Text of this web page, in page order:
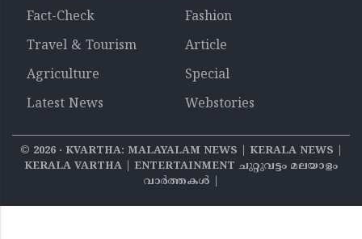
Fact-Check
Fashion
Travel & Tourism
Article
Agriculture
Special
Latest News
Webstories
© 2026‧ KVARTHA: MALAYALAM NEWS | KERALA NEWS |
KERALA VARTHA | ENTERTAINMENT ചുറ്റുവട്ടം മലയാളം
വാര്‍ത്തകൾ |